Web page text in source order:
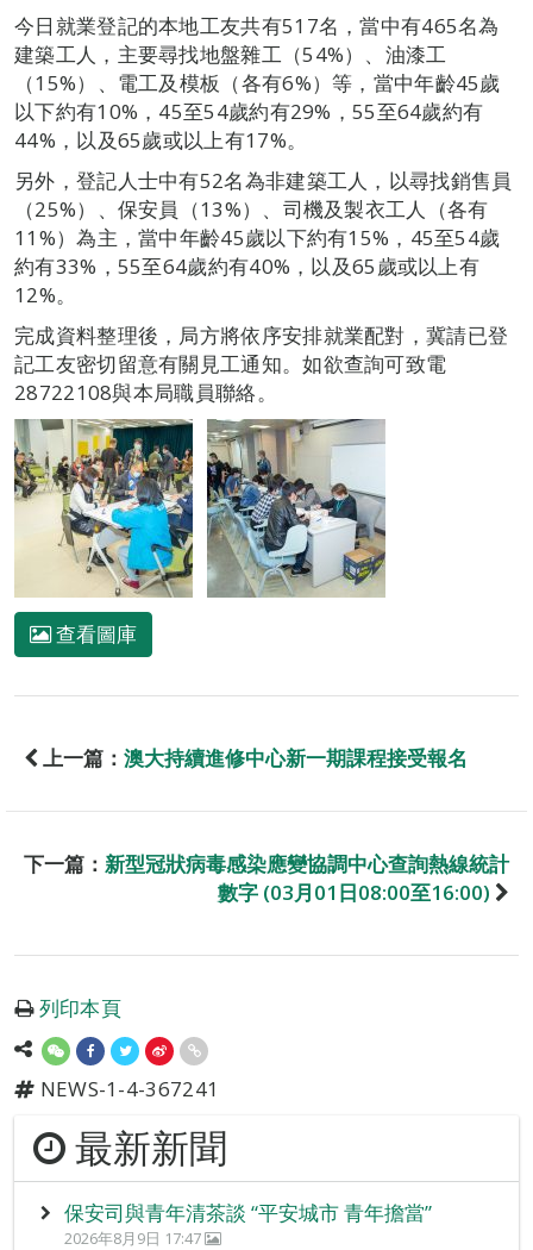
今日就業登記的本地工友共有517名，當中有465名為
建築工人，主要尋找地盤雜工（54%）、油漆工
（15%）、電工及模板（各有6%）等，當中年齡45歲
以下約有10%，45至54歲約有29%，55至64歲約有
44%，以及65歲或以上有17%。
另外，登記人士中有52名為非建築工人，以尋找銷售員
（25%）、保安員（13%）、司機及製衣工人（各有
11%）為主，當中年齡45歲以下約有15%，45至54歲
約有33%，55至64歲約有40%，以及65歲或以上有
12%。
完成資料整理後，局方將依序安排就業配對，冀請已登
記工友密切留意有關見工通知。如欲查詢可致電
28722108與本局職員聯絡。
查看圖庫
上一篇： 澳大持續進修中心新一期課程接受報名
下一篇： 新型冠狀病毒感染應變協調中心查詢熱線統計
數字 (03月01日08:00至16:00)
列印本頁
NEWS-1-4-367241
最新新聞
保安司與青年清茶談 “平安城市 青年擔當”
2026年8月9日 17:47